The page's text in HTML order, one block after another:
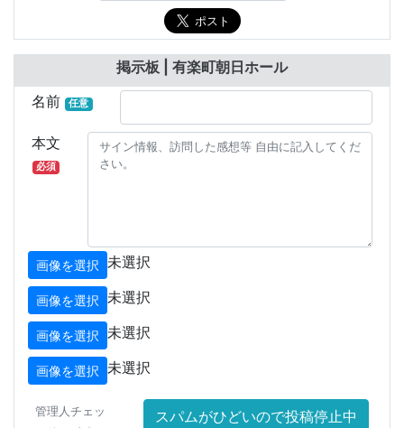
掲示板 | 有楽町朝日ホール
名前
任意
本文
必須
画像を選択 未選択
画像を選択 未選択
画像を選択 未選択
画像を選択 未選択
管理人チェッ
スパムがひどいので投稿停止中